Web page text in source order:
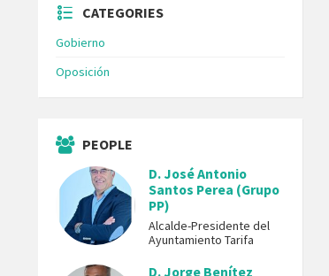
CATEGORIES
Gobierno
Oposición
PEOPLE
D. José Antonio
Santos Perea (Grupo
PP)
Alcalde-Presidente del
Ayuntamiento Tarifa
D. Jorge Benítez